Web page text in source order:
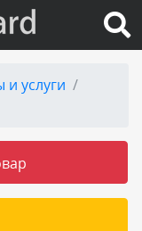
и услуги